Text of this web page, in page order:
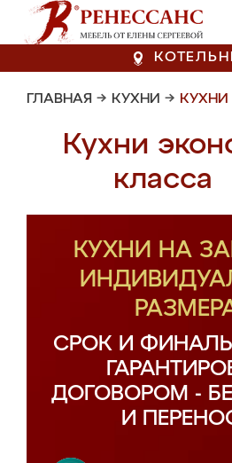
ГЛАВНАЯ → КУХНИ →
Кухни
класса
КУХНИ НА
СРОК И
ДОГОВОРОМ -
И